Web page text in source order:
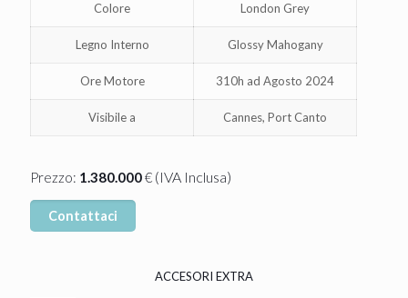
Colore London Grey
Legno Interno Glossy Mahogany
Ore Motore 310h ad Agosto 2024
Visibile a Cannes, Port Canto
Prezzo: 1.380.000€ (IVA Inclusa)
Contattaci
ACCESORI EXTRA